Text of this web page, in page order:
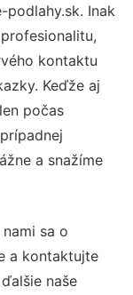
podlahy.sk. Inak
kontaktu
Keďže aj
počas
a snažíme
nami sa o
a kontaktujte
naše